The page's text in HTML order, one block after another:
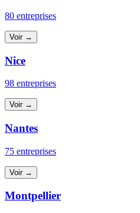
80 entreprises
Voir →
Nice
98 entreprises
Voir →
Nantes
75 entreprises
Voir →
Montpellier